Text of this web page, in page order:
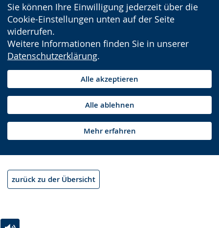
Sie können Ihre Einwilligung jederzeit über die
Cookie-Einstellungen unten auf der Seite
widerrufen.
Weitere Informationen finden Sie in unserer
Datenschutzerklärung.
Alle akzeptieren
Alle ablehnen
Mehr erfahren
zurück zu der Übersicht